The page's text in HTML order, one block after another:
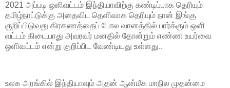
2021 அப்படி ஒளிவட்டம் இந்தியாவிற்கு கண்டிப்பாக தெரியும்
தமிழ்நாட்டுக்கு அதைவிட தெளிவாக தெரியும் நான் இங்கு
குறிப்பிடுவது கிரகணத்தைப் போல வானத்தில் பார்க்கும் ஒளி
வட்டம் கிடையாது அவரவர் மனதில் தோன்றும் எண்ண உயர்வை
ஒளிவட்டம் என்று குறிப்பிட வேண்டியது உள்ளது..
உலக அரங்கில் இந்தியாவும் அதன் ஆன்மீக மாநில முதன்மை